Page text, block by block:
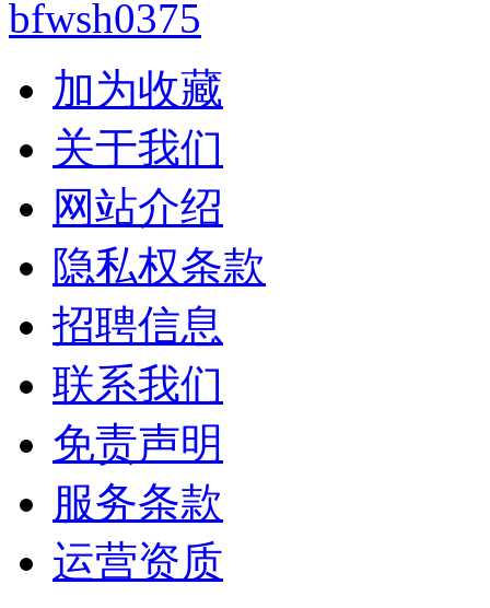
加为收藏
关于我们
网站介绍
隐私权条款
招聘信息
联系我们
免责声明
服务条款
运营资质